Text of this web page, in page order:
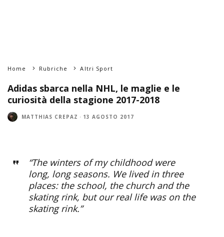
Home Rubriche Altri Sport
Adidas sbarca nella NHL, le maglie e le
curiosità della stagione 2017-2018
MATTHIAS CREPAZ · 13 AGOSTO 2017
“The winters of my childhood were
long, long seasons. We lived in three
places: the school, the church and the
skating rink, but our real life was on the
skating rink.”